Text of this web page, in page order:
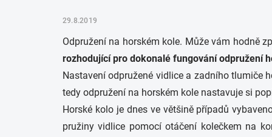
29.8.2019
Odpružení na horském kole. Může vám hodně
rozhodující pro dokonalé fungování odpružení
Nastavení odpružené vidlice a zadního tlumiče
tedy odpružení na horském kole nastavuje si
Horské kolo je dnes ve většině případů
pružiny vidlice pomocí otáčení kolečkem na